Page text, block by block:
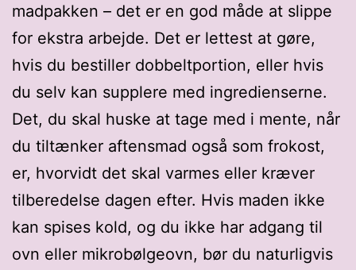
madpakken – det er en god måde at slippe
for ekstra arbejde. Det er lettest at gøre,
hvis du bestiller dobbeltportion, eller hvis
du selv kan supplere med ingredienserne.
Det, du skal huske at tage med i mente, når
du tiltænker aftensmad også som frokost,
er, hvorvidt det skal varmes eller kræver
tilberedelse dagen efter. Hvis maden ikke
kan spises kold, og du ikke har adgang til
ovn eller mikrobølgeovn, bør du naturligvis